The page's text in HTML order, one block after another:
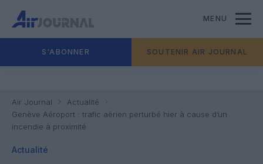
MENU
S'ABONNER SOUTENIR AIR JOURNAL
Air Journal
Actualité
Genève Aéroport : trafic aérien perturbé hier à cause d’un
incendie à proximité
Actualité